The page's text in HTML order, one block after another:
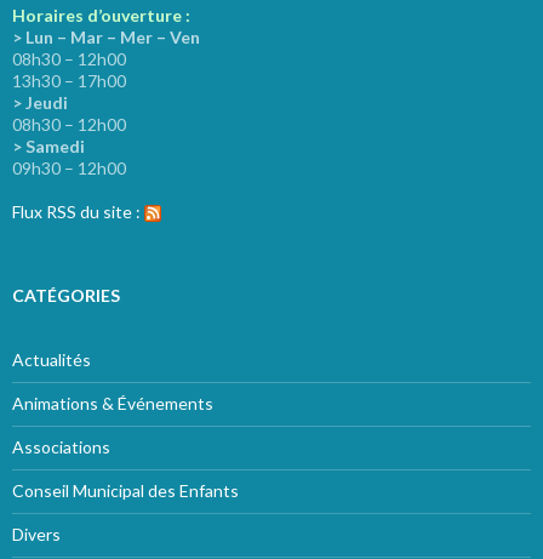
Horaires d’ouverture :
> Lun – Mar – Mer – Ven
08h30 – 12h00
13h30 – 17h00
> Jeudi
08h30 – 12h00
> Samedi
09h30 – 12h00
Flux RSS du site :
CATÉGORIES
Actualités
Animations & Événements
Associations
Conseil Municipal des Enfants
Divers